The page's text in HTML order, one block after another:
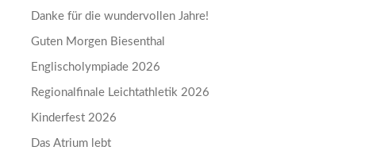
Danke für die wundervollen Jahre!
Guten Morgen Biesenthal
Englischolympiade 2026
Regionalfinale Leichtathletik 2026
Kinderfest 2026
Das Atrium lebt